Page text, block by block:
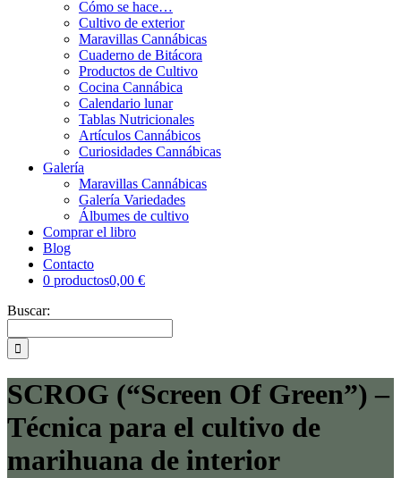
Cómo se hace…
Cultivo de exterior
Maravillas Cannábicas
Cuaderno de Bitácora
Productos de Cultivo
Cocina Cannábica
Calendario lunar
Tablas Nutricionales
Artículos Cannábicos
Curiosidades Cannábicas
Galería
Maravillas Cannábicas
Galería Variedades
Álbumes de cultivo
Comprar el libro
Blog
Contacto
0 productos0,00 €
Buscar:
SCROG (“Screen Of Green”) –
Técnica para el cultivo de
marihuana de interior